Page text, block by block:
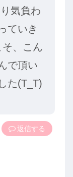
気負わ
ていき
、こん
で頂い
た(T_T)
返信